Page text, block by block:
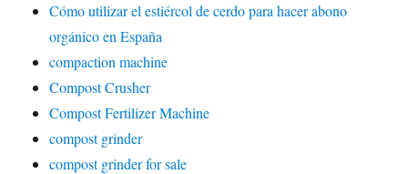
Cómo utilizar el estiércol de cerdo para hacer abono
orgánico en España
compaction machine
Compost Crusher
Compost Fertilizer Machine
compost grinder
compost grinder for sale